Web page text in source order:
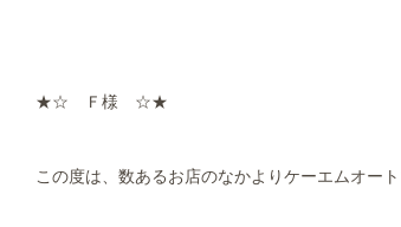
★☆ Ｆ様 ☆★
この度は、数あるお店のなかよりケーエムオー